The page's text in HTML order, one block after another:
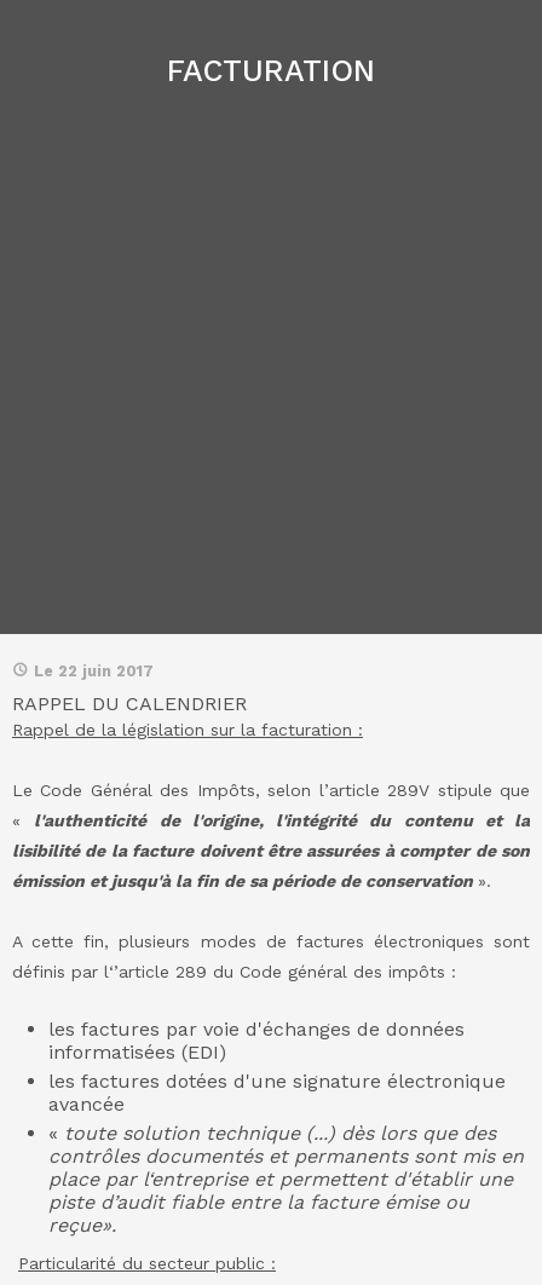
FACTURATION
Le 22 juin 2017
RAPPEL DU CALENDRIER
Rappel de la législation sur la facturation :
Le Code Général des Impôts, selon l’article 289V stipule que
« l'authenticité de l'origine, l'intégrité du contenu et la
lisibilité de la facture doivent être assurées à compter de son
émission et jusqu'à la fin de sa période de conservation ».
A cette fin, plusieurs modes de factures électroniques sont
définis par l‘’article 289 du Code général des impôts :
les factures par voie d'échanges de données
informatisées (EDI)
les factures dotées d'une signature électronique
avancée
« toute solution technique (...) dès lors que des
contrôles documentés et permanents sont mis en
place par l‘entreprise et permettent d'établir une
piste d’audit fiable entre la facture émise ou
reçue».
Particularité du secteur public :